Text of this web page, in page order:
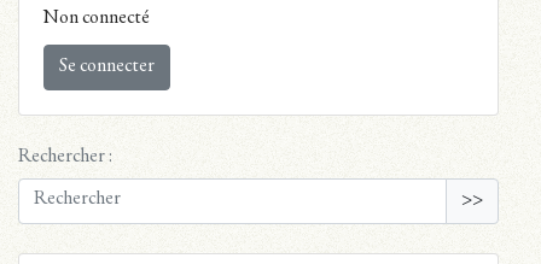
Non connecté
Se connecter
Rechercher :
>>